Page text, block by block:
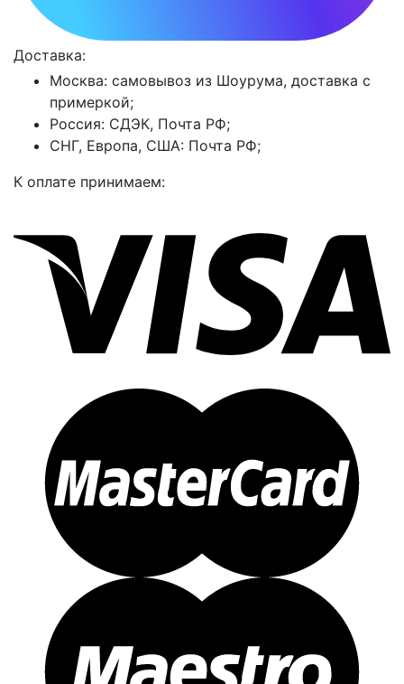
Доставка:
Москва: самовывоз из Шоурума, доставка с
примеркой;
Россия: СДЭК, Почта РФ;
СНГ, Европа, США: Почта РФ;
К оплате принимаем: